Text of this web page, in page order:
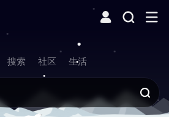
搜索 社区 生活